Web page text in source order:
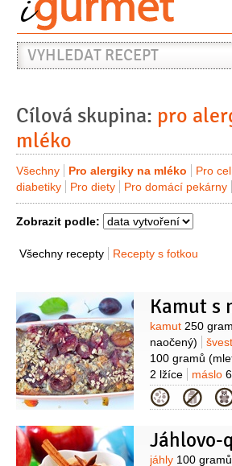
Vyhledat
recept
Cílová skupina: pro
mléko
Všechny Pro alergiky na mléko Pro
diabetiky
Pro diety Pro domácí pekárny
Zobrazit podle:
Všechny recepty
Recepty s fotkou
Suroviny
kamut 250
naočený)
100 gramů
2 lžíce
máslo
(nerafinovaná)
jáhly 100 gramů